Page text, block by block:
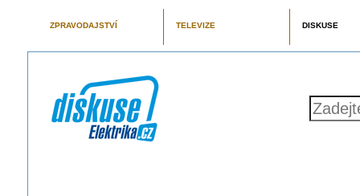
ZPRAVODAJSTVÍ TELEVIZE DISKUSE